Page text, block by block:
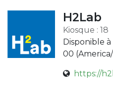
H2Lab
Kiosque : 18
Disponible
00 (
https://